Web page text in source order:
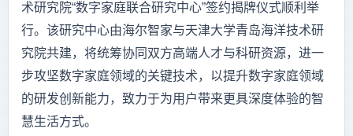
术研究院“数字家庭联合研究中心”签约揭牌仪式顺利举
行。该研究中心由海尔智家与天津大学青岛海洋技术研
究院共建，将统筹协同双方高端人才与科研资源，进一
步攻坚数字家庭领域的关键技术，以提升数字家庭领域
的研发创新能力，致力于为用户带来更具深度体验的智
慧生活方式。